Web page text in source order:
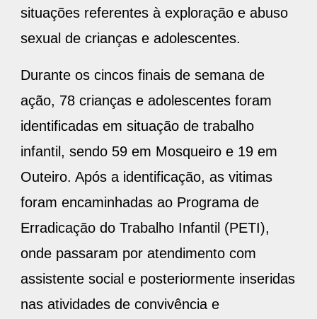
situações referentes à exploração e abuso
sexual de crianças e adolescentes.
Durante os cincos finais de semana de
ação, 78 crianças e adolescentes foram
identificadas em situação de trabalho
infantil, sendo 59 em Mosqueiro e 19 em
Outeiro. Após a identificação, as vitimas
foram encaminhadas ao Programa de
Erradicação do Trabalho Infantil (PETI),
onde passaram por atendimento com
assistente social e posteriormente inseridas
nas atividades de convivência e